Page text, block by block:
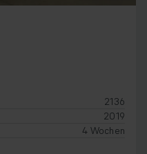
2136
2019
4 Wochen